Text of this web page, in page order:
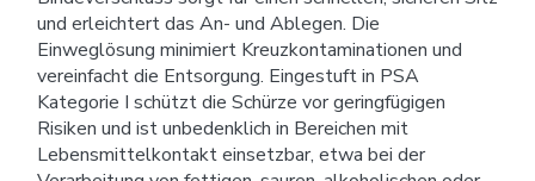
und erleichtert das An- und Ablegen. Die
Einweglösung minimiert Kreuzkontaminationen und
vereinfacht die Entsorgung. Eingestuft in PSA
Kategorie I schützt die Schürze vor geringfügigen
Risiken und ist unbedenklich in Bereichen mit
Lebensmittelkontakt einsetzbar, etwa bei der